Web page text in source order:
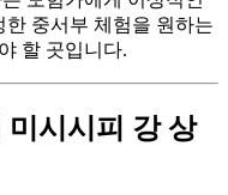
중서부 체험을 원하는
할 곳입니다.
미시시피 강 상